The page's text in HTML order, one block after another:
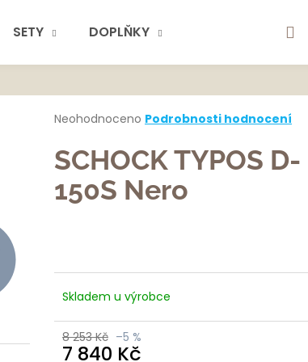
SETY DOPLŇKY
Průměrné
produktu
je
z
Neohodnoceno Podrobnosti hodnocení
SCHOCK TYPOS D-
150S Nero
Skladem u výrobce
8 253 Kč –5 %
7 840 Kč
HLEDAT